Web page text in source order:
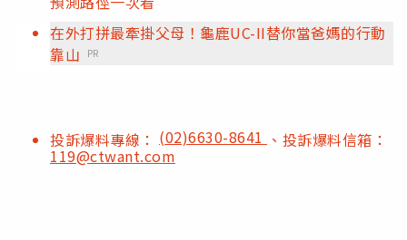
在外打拼最牽掛父母！龜鹿UC-II替你當爸媽的行動
靠山
PR
投訴爆料專線： (02)6630-8641 、投訴爆料信箱：
119@ctwant.com